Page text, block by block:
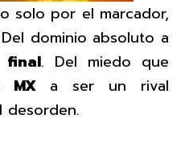
solo por el marcador,
dominio absoluto a
final. Del miedo que
MX a ser un rival
desorden.